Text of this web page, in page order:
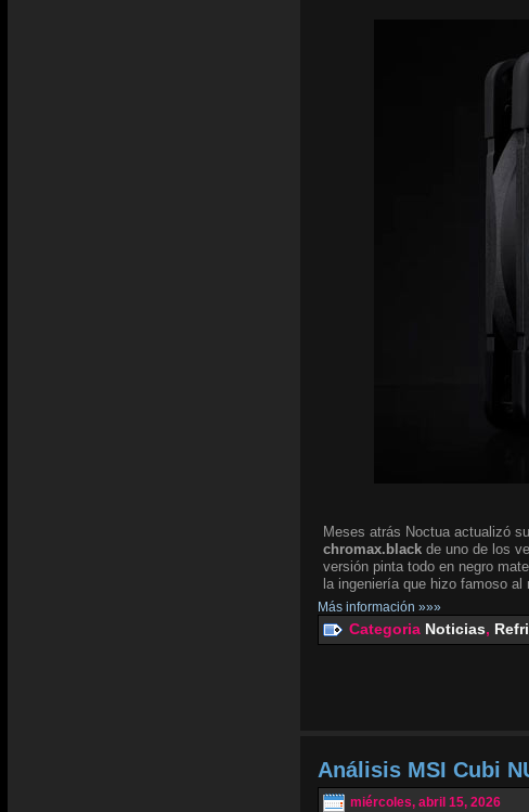
Meses atrás Noctua actualizó
chromax.black de uno de los
versión pinta todo en negro
la ingeniería que hizo famoso al
Más información »»»
Categoria Noticias,
Análisis MSI Cubi
miércoles, abril 15, 2026